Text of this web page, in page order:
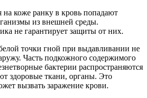
на коже ранку в кровь попадают
из внешней среды.
не гарантирует защиты от них.
точки гной при выдавливании не
Часть подкожного содержимого
бактерии распространяются
здоровые ткани, органы. Это
вызвать заражение крови.